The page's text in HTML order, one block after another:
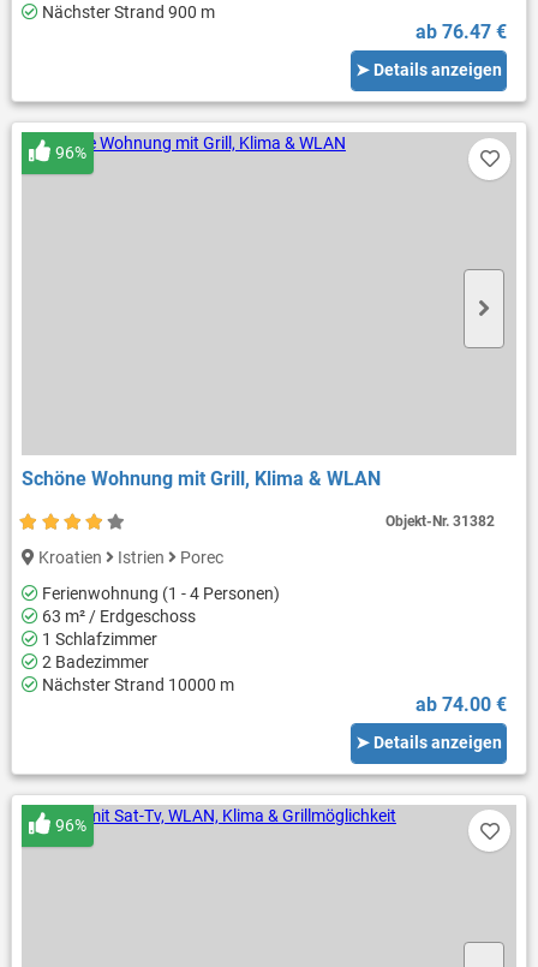
Nächster Strand 900 m
ab 76.47 €
➤ Details anzeigen
Schöne Wohnung mit Grill, Klima & WLAN
96%
Kroatien Istrien
Porec
Ferienwohnung (1 - 4 Personen)
63 m² / Erdgeschoss
1 Schlafzimmer
2 Badezimmer
Nächster Strand 10000 m
ab 74.00 €
➤ Details anzeigen
Objekt-Nr.31382
96%